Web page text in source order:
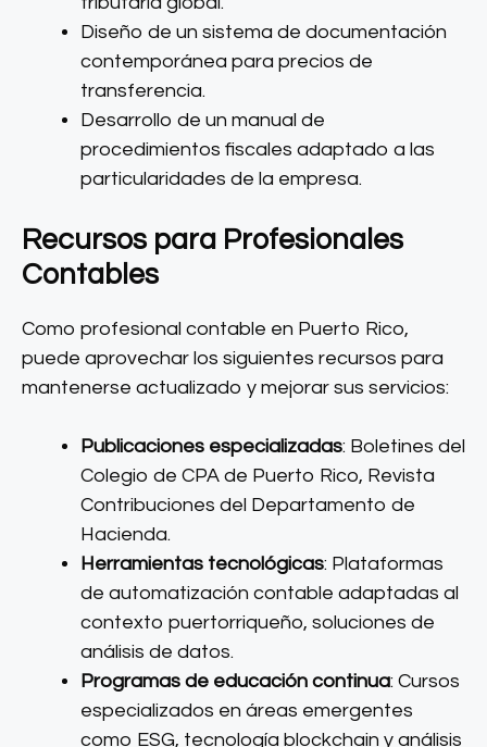
Diseño de un sistema de documentación
contemporánea para precios de
transferencia.
Desarrollo de un manual de
procedimientos fiscales adaptado a las
particularidades de la empresa.
Recursos para Profesionales
Contables
Como profesional contable en Puerto Rico,
puede aprovechar los siguientes recursos para
mantenerse actualizado y mejorar sus servicios:
Publicaciones especializadas: Boletines del
Colegio de CPA de Puerto Rico, Revista
Contribuciones del Departamento de
Hacienda.
Herramientas tecnológicas: Plataformas
de automatización contable adaptadas al
contexto puertorriqueño, soluciones de
análisis de datos.
Programas de educación continua: Cursos
especializados en áreas emergentes
como ESG, tecnología blockchain y análisis